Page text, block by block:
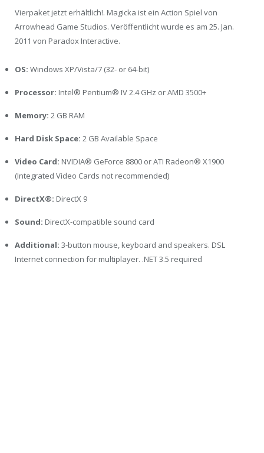
Vierpaket jetzt erhältlich!. Magicka ist ein Action Spiel von
Arrowhead Game Studios. Veröffentlicht wurde es am 25. Jan.
2011 von Paradox Interactive.
OS: Windows XP/Vista/7 (32- or 64-bit)
Processor: Intel® Pentium® IV 2.4 GHz or AMD 3500+
Memory: 2 GB RAM
Hard Disk Space: 2 GB Available Space
Video Card: NVIDIA® GeForce 8800 or ATI Radeon® X1900
(Integrated Video Cards not recommended)
DirectX®: DirectX 9
Sound: DirectX-compatible sound card
Additional: 3-button mouse, keyboard and speakers. DSL
Internet connection for multiplayer. .NET 3.5 required